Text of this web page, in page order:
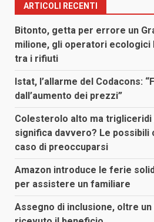
ARTICOLI RECENTI
Bitonto, getta per errore un
milione, gli operatori
tra i rifiuti
Istat, l’allarme del Codacons:
dall’aumento dei prezzi”
Colesterolo alto ma trigliceridi
significa davvero? Le possibili
caso di preoccuparsi
Amazon introduce le ferie
per assistere un familiare
Assegno di inclusione, oltre